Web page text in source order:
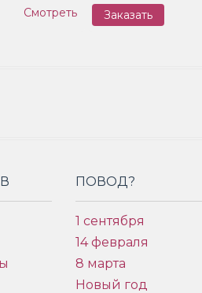
Смотреть Заказать
ПОВОД?
1 сентября
14 февраля
8 марта
Новый год